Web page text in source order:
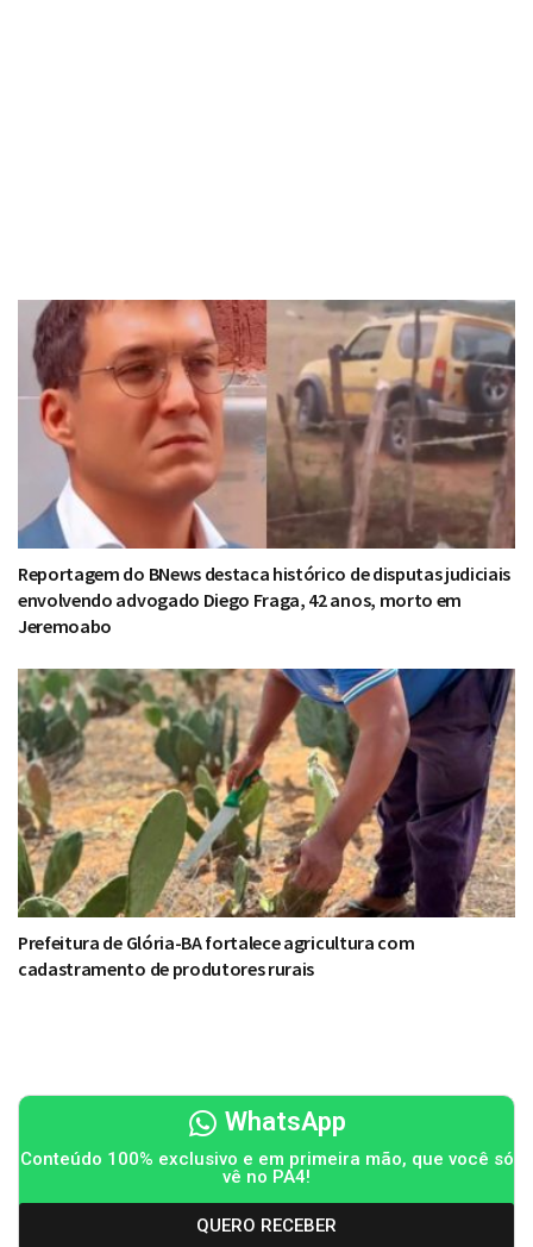
Reportagem do BNews destaca histórico de disputas judiciais
envolvendo advogado Diego Fraga, 42 anos, morto em
Jeremoabo
Prefeitura de Glória-BA fortalece agricultura com
cadastramento de produtores rurais
WhatsApp
Conteúdo 100% exclusivo e em primeira mão, que você só
vê no PA4!
QUERO RECEBER